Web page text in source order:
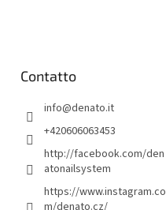
Contatto
info@denato.it
+420606063453
http://facebook.com/den
atonailsystem
https://www.instagram.co